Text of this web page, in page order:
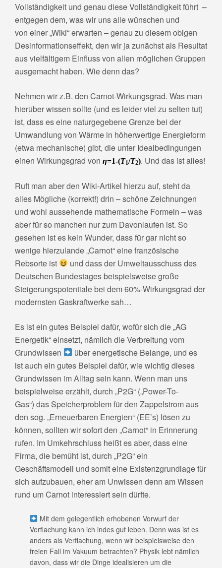
Vollständigkeit und genau diese Vollständigkeit führt –
entgegen dem, was wir uns alle wünschen und
von einer „Wiki“ erwarten – genau zu diesem obigen
Desinformationseffekt, den wir ja zunächst als Resultat
aus vielfältigem Einfluss von allen möglichen Gruppen
ausgemacht haben. Wie denn das?
Nehmen wir z.B. den Carnot-Wirkungsgrad. Was man
hierüber wissen sollte (und es leider viel zu selten tut)
ist, dass es eine naturgegebene Grenze bei der
Umwandlung von Wärme in höherwertige Energieform
(etwa mechanische) gibt, die unter Idealbedingungen
einen Wirkungsgrad von η=1-(T1/T2). Und das ist alles!
Ruft man aber den Wiki-Artikel hierzu auf, steht da
alles Mögliche (korrekt!) drin – schöne Zeichnungen
und wohl aussehende mathematische Formeln – was
aber für so manchen nur zum Davonlaufen ist. So
gesehen ist es kein Wunder, dass für gar nicht so
wenige hierzulande „Carnot“ eine französische
Rebsorte ist
und dass der Umweltausschuss des
Deutschen Bundestages beispielsweise große
Steigerungspotentiale bei dem 60%-Wirkungsgrad der
modernsten Gaskraftwerke sah…
Es ist ein gutes Beispiel dafür, wofür sich die „AG
Energetik“ einsetzt, nämlich die Verbreitung vom
Grundwissen
über energetische Belange, und es
ist auch ein gutes Beispiel dafür, wie wichtig dieses
Grundwissen im Alltag sein kann. Wenn man uns
beispielweise erzählt, durch „P2G“ („Power-To-
Gas“) das Speicherproblem für den Zappelstrom aus
den sog. „Erneuerbaren Energien“ (EE’s) lösen zu
können, sollten wir sofort den „Carnot“ in Erinnerung
rufen. Im Umkehrschluss heißt es aber, dass eine
Firma, die bemüht ist, durch „P2G“ ein
Geschäftsmodell und somit eine Existenzgrundlage für
sich aufzubauen, eher am Unwissen denn am Wissen
rund um Carnot interessiert sein dürfte.
Mit dem gelegentlich erhobenen Vorwurf der
Verflachung kann ich indes gut leben. Denn was ist es
anders als Verflachung, wenn wir beispielsweise den
freien Fall im Vakuum betrachten? Physik lebt nämlich
davon, dass wir die Dinge idealisieren um die